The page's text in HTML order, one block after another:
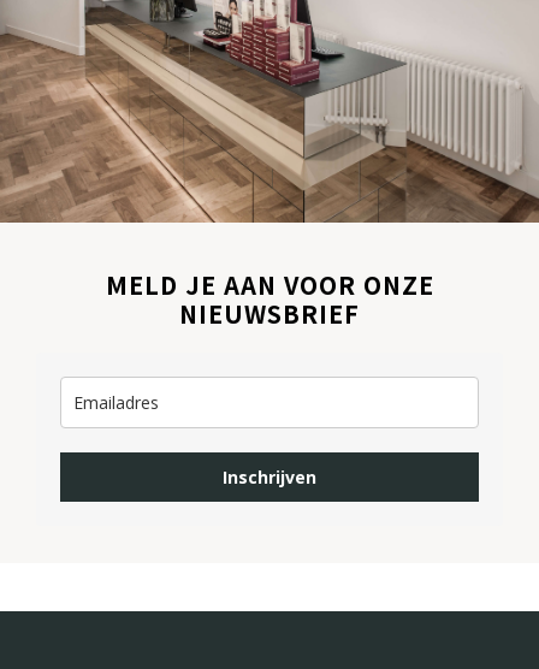
MELD JE AAN VOOR ONZE
NIEUWSBRIEF
Inschrijven